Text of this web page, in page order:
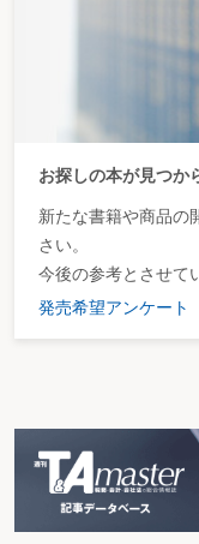
お探しの本が見つか
新たな書籍や商品の
さい。
今後の参考とさせて
発売希望アンケート